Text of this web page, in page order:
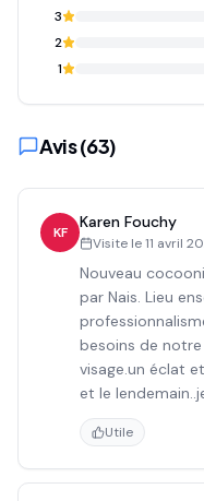
3
2
1
Avis (63)
KF
Karen Fouchy
Visite le11 avril
Nouveau
par Nais. Lieu
besoins de
visage.un éclat
et le
Utile